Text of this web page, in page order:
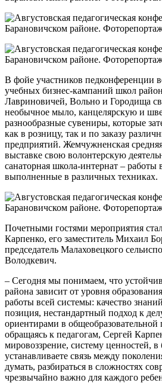
В фойе участников педконференции
учебных бизнес-кампаний школ
Лавриновичей, Вольно и Городища
необычное мыло, канцелярскую и
разнообразные сувениры, которые
как в розницу, так и по заказу
предприятий. Жемчужненская
выставке свою волонтерскую
санаторная школа-интернат – работы
выполненные в различных техниках.
Почетными гостями мероприятия
Карпенко, его заместитель Михаил
председатель Малаховецкого
Володкевич.
– Сегодня мы понимаем, что
района зависит от уровня
работы всей системы: качество
позиция, нестандартный подход к
ориентирами в общеобразовательной
обращаясь к педагогам, Сергей
мировоззрение, систему ценностей,
устанавливаете связь между
думать, разбираться в сложностях
чрезвычайно важно для каждого